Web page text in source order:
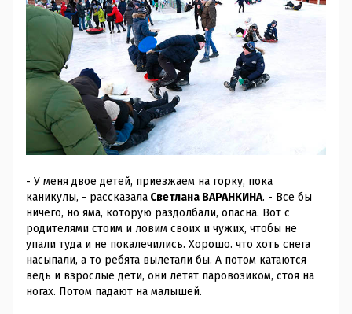
- У меня двое детей, приезжаем на горку, пока
каникулы, - рассказала Светлана ВАРАНКИНА. - Все бы
ничего, но яма, которую раздолбали, опасна. Вот с
родителями стоим и ловим своих и чужих, чтобы не
упали туда и не покалечились. Хорошо. что хоть снега
насыпали, а то ребята вылетали бы. А потом катаются
ведь и взрослые дети, они летят паровозиком, стоя на
ногах. Потом падают на малышей.